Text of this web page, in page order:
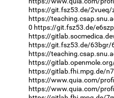
https://git.fsz53.de/2vueq/
https://
0 https://git.fsz53.de/
https://
https://git.fsz53.de/63bgr/
https://
https://
https://gitlab.fhi.mpg.de/
https://www.quia.com/
https://www.quia.com/